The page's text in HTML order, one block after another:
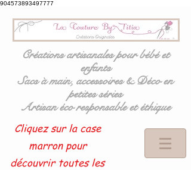
904573893497777
Créations artisanales pour bébé et
enfants
Sacs à main, accessoires & Déco en
petites séries
Artisan éco responsable et éthique
Cliquez sur la case
marron pour
découvrir toutes les